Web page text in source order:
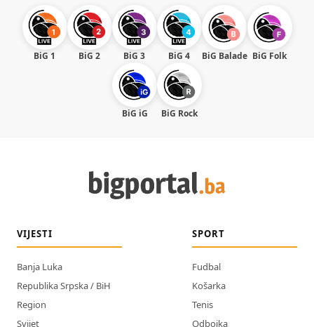
BiG 1 BiG 2 BiG 3 BiG 4 BiG Balade BiG Folk
BiG iG BiG Rock
VIJESTI
Banja Luka
Republika Srpska / BiH
Region
Svijet
SPORT
Fudbal
Košarka
Tenis
Odbojka